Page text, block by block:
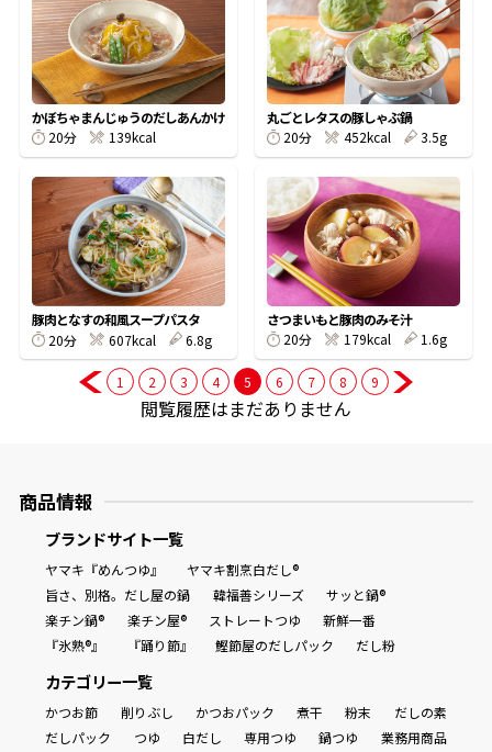
商品情報一覧
おすすめサイト
新鮮一番
氷熟®︎
だしパック
かぼちゃまんじゅうのだしあんかけ
20分
139kcal
丸ごとレタスの豚しゃぶ鍋
20分
452kcal 3.5g
豚肉となすの和風スープパスタ
20分
607kcal 6.8g
さつまいもと豚肉のみそ汁
20分
179kcal 1.6g
1 2 3 4 5 6 7 8 9
閲覧履歴はまだありません
商品情報
ブランドサイト一覧
ヤマキ『めんつゆ』
ヤマキ割烹白だし®
旨さ、別格。だし屋の鍋
韓福善シリーズ
サッと鍋®
楽チン鍋®
楽チン屋® ストレートつゆ
新鮮一番
『氷熟®』
『踊り節』 鰹節屋のだしパック だし粉
カテゴリー一覧
かつお節 削りぶし かつおパック 煮干 粉末
だしの素
だしパック
つゆ 白だし 専用つゆ 鍋つゆ 業務用商品